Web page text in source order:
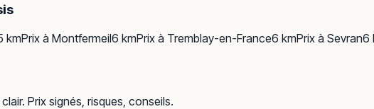
kmPrix à Montfermeil6 kmPrix à Tremblay-en-France6 kmPrix à Sevran6
Prix signés, risques, conseils.